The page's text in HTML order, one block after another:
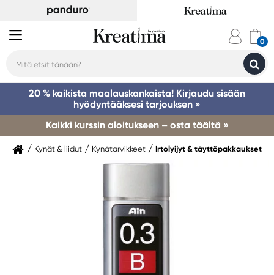
20 % kaikista maalauskankaista! Kirjaudu sisään
hyödyntääksesi tarjouksen »
Kaikki kurssin aloitukseen – osta täältä »
Kynät & liidut Kynätarvikkeet Irtolyijyt & täyttöpakkaukset